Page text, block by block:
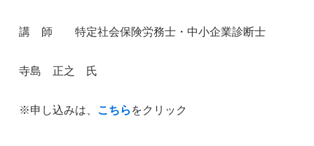
講 師 特定社会保険労務士・中小企業診断士
寺島 正之 氏
※申し込みは、 こちら をクリック